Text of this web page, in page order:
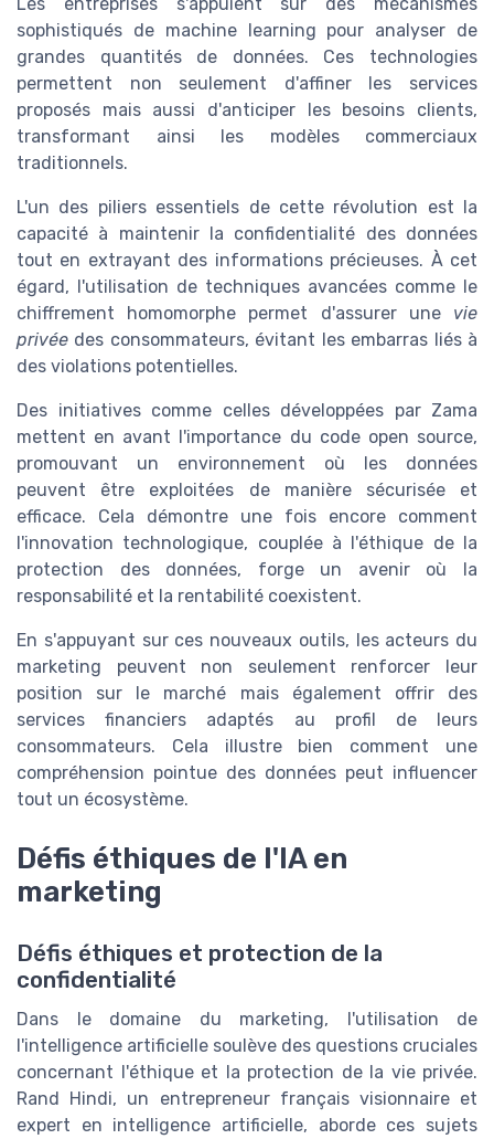
sophistiqués de machine learning pour analyser de
grandes quantités de données. Ces technologies
permettent non seulement d'affiner les services
proposés mais aussi d'anticiper les besoins clients,
transformant ainsi les modèles commerciaux
traditionnels.
L'un des piliers essentiels de cette révolution est la
capacité à maintenir la confidentialité des données
tout en extrayant des informations précieuses. À cet
égard, l'utilisation de techniques avancées comme le
chiffrement homomorphe permet d'assurer une vie
privée des consommateurs, évitant les embarras liés à
des violations potentielles.
Des initiatives comme celles développées par Zama
mettent en avant l'importance du code open source,
promouvant un environnement où les données
peuvent être exploitées de manière sécurisée et
efficace. Cela démontre une fois encore comment
l'innovation technologique, couplée à l'éthique de la
protection des données, forge un avenir où la
responsabilité et la rentabilité coexistent.
En s'appuyant sur ces nouveaux outils, les acteurs du
marketing peuvent non seulement renforcer leur
position sur le marché mais également offrir des
services financiers adaptés au profil de leurs
consommateurs. Cela illustre bien comment une
compréhension pointue des données peut influencer
tout un écosystème.
Défis éthiques de l'IA en
marketing
Défis éthiques et protection de la
confidentialité
Dans le domaine du marketing, l'utilisation de
l'intelligence artificielle soulève des questions cruciales
concernant l'éthique et la protection de la vie privée.
Rand Hindi, un entrepreneur français visionnaire et
expert en intelligence artificielle, aborde ces sujets